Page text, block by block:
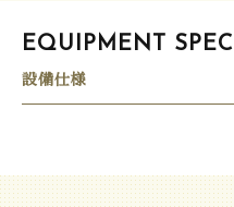
EQUIPMENT
設備仕様